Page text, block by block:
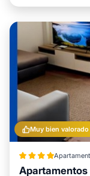
Muy bien valorado
Apartamentos